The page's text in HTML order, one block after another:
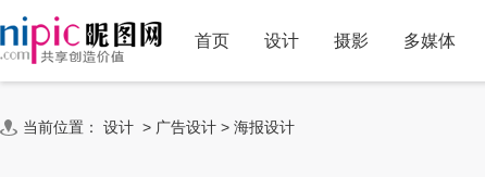
首页 设计 摄影 多媒体
当前位置： 设计 > 广告设计 > 海报设计